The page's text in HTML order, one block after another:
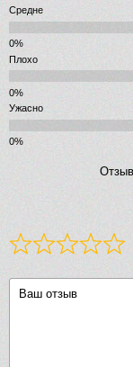
Средне
Плохо
Ужасно